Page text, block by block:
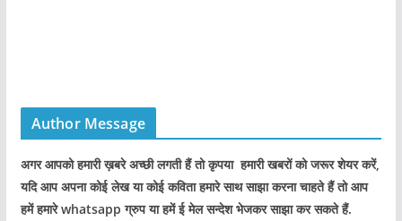
Author Message
अगर आपको हमारी ख़बरे अच्छी लगती हैं तो कृपया हमारी खबरों को जरूर शेयर करें,
यदि आप अपना कोई लेख या कोई कविता हमारे साथ साझा करना चाहते हैं तो आप
हमें हमारे whatsapp ग्रुप या हमें ई मेल सन्देश भेजकर साझा कर सकते हैं.